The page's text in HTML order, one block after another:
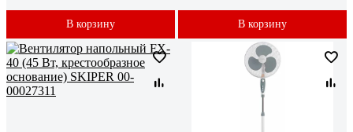
В корзину В корзину